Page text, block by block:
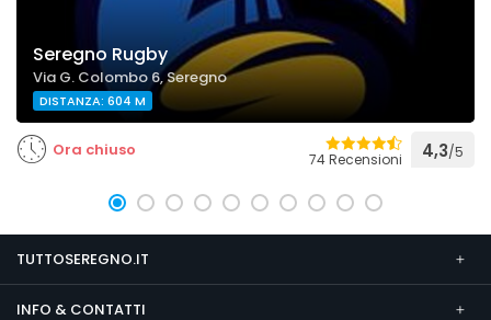
Seregno Rugby
Via G. Colombo 6, Seregno
DISTANZA: 604 M
Ora chiuso 74 Recensioni 4,3/5
TUTTOSEREGNO.IT
INFO & CONTATTI